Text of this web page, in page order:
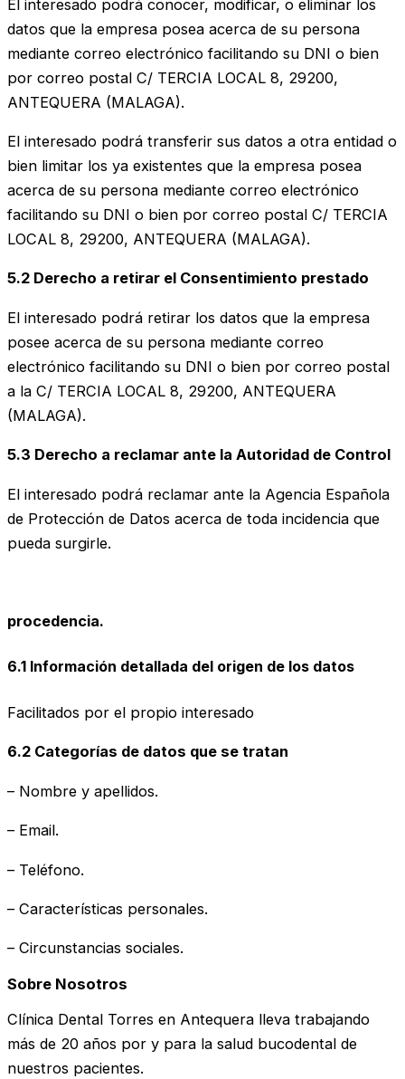
El interesado podrá conocer, modificar, o eliminar los
datos que la empresa posea acerca de su persona
mediante correo electrónico facilitando su DNI o bien
por correo postal C/ TERCIA LOCAL 8, 29200,
ANTEQUERA (MALAGA).
El interesado podrá transferir sus datos a otra entidad o
bien limitar los ya existentes que la empresa posea
acerca de su persona mediante correo electrónico
facilitando su DNI o bien por correo postal C/ TERCIA
LOCAL 8, 29200, ANTEQUERA (MALAGA).
5.2 Derecho a retirar el Consentimiento prestado
El interesado podrá retirar los datos que la empresa
posee acerca de su persona mediante correo
electrónico facilitando su DNI o bien por correo postal
a la C/ TERCIA LOCAL 8, 29200, ANTEQUERA
(MALAGA).
5.3 Derecho a reclamar ante la Autoridad de Control
El interesado podrá reclamar ante la Agencia Española
de Protección de Datos acerca de toda incidencia que
pueda surgirle.
procedencia.
6.1 Información detallada del origen de los datos
Facilitados por el propio interesado
6.2 Categorías de datos que se tratan
– Nombre y apellidos.
– Email.
– Teléfono.
– Características personales.
– Circunstancias sociales.
Sobre Nosotros
Clínica Dental Torres en Antequera lleva trabajando
más de 20 años por y para la salud bucodental de
nuestros pacientes.